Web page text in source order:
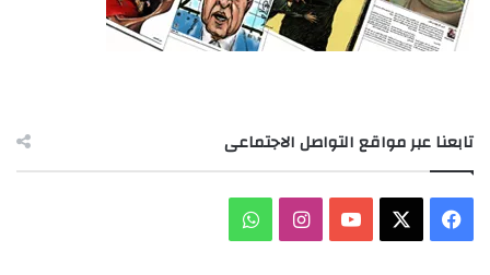
تابعنا عبر مواقع التواصل الاجتماعى
فيسبوك ‫YouTubeانستقرامواتساب